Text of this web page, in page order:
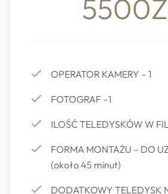
OPERATOR KAMERY – 1
FOTOGRAF –1
ILOŚĆ TELEDYSKÓW W
FORMA MONTAŻU – DO
(około 45 minut)
DODATKOWY TELEDYSK